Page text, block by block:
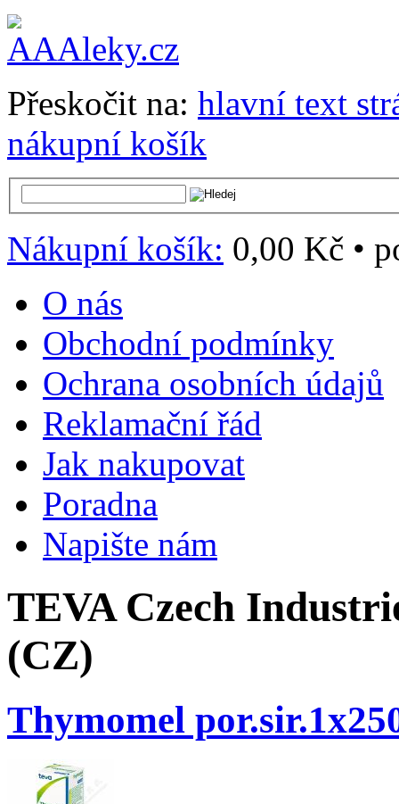
Přeskočit na: hlavní text
nákupní košík
Nákupní košík: 0,00 Kč •
O nás
Obchodní podmínky
Ochrana osobních údajů
Reklamační řád
Jak nakupovat
Poradna
Napište nám
TEVA Czech
(CZ)
Thymomel